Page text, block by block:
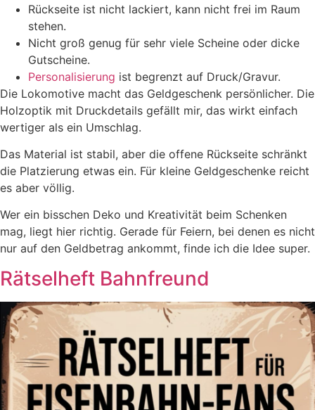
Rückseite ist nicht lackiert, kann nicht frei im Raum
stehen.
Nicht groß genug für sehr viele Scheine oder dicke
Gutscheine.
Personalisierung ist begrenzt auf Druck/Gravur.
Die Lokomotive macht das Geldgeschenk persönlicher. Die
Holzoptik mit Druckdetails gefällt mir, das wirkt einfach
wertiger als ein Umschlag.
Das Material ist stabil, aber die offene Rückseite schränkt
die Platzierung etwas ein. Für kleine Geldgeschenke reicht
es aber völlig.
Wer ein bisschen Deko und Kreativität beim Schenken
mag, liegt hier richtig. Gerade für Feiern, bei denen es nicht
nur auf den Geldbetrag ankommt, finde ich die Idee super.
Rätselheft Bahnfreund